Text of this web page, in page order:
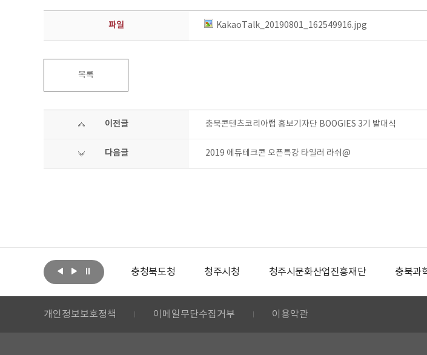
파일 KakaoTalk_20190801_162549916.jpg
목록
이전글 충북콘텐츠코리아랩 홍보기자단 BOOGIES 3기 발대식
다음글 2019 에듀테크콘 오픈특강 타일러 라쉬@
문화체육관광부 충청북도청 청주시청 청주시문화산업진흥재단 충북과
개인정보보호정책 이메일무단수집거부 이용약관